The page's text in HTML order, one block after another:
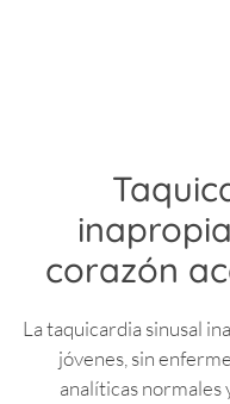
corazón
La taquicardia sinusal
jóvenes, sin
analíticas normales